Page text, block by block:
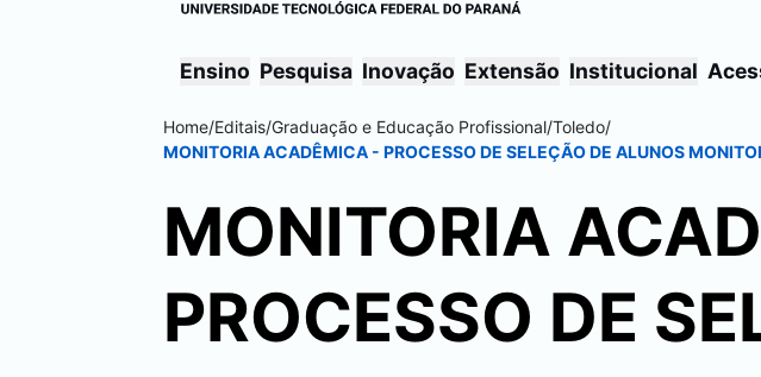
Ensino Pesquisa Inovação Extensão Institucional
Home/Editais/Graduação e Educação Profissional/Toledo/
MONITORIA ACADÊMICA - PROCESSO DE SELEÇÃO DE ALUNOS
MONITORIA
PROCESSO DE